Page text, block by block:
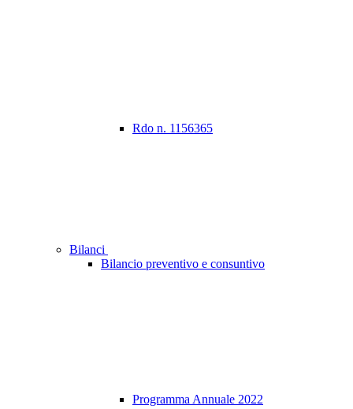
Rdo n. 1156365
Bilanci
Bilancio preventivo e consuntivo
Programma Annuale 2022